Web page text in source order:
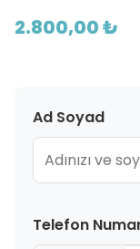
2.800,00 ₺
Ad Soyad
Telefon